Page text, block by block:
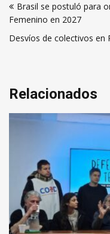
de
entradas
Brasil se postuló para
Femenino en 2027
Desvíos de colectivos en
Relacionados